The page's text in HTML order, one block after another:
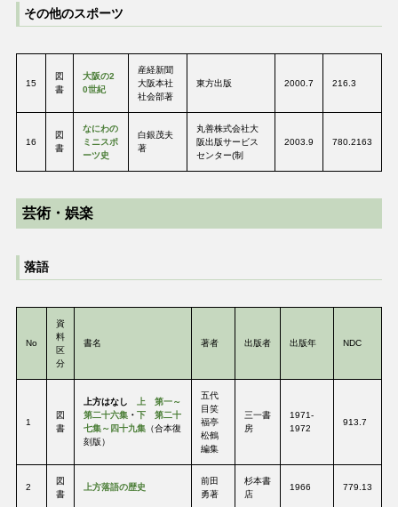
その他のスポーツ
15
図
書
大阪の2
0世紀
産経新聞
大阪本社
社会部著
東方出版 2000.7 216.3
16
図
書
なにわの
ミニスポ
ーツ史
白銀茂夫
著
丸善株式会社大
阪出版サービス
センター(制
2003.9 780.2163
芸術・娯楽
落語
No
資
料
区
分
書名 著者 出版者 出版年 NDC
1
図
書
上方はなし
上 第一～
第二十六集・ 下 第二十
七集～四十九集（合本復
刻版）
五代
目笑
福亭
松鶴
編集
三一書
房
1971-
1972
913.7
2
図
書
上方落語の歴史
前田
勇著
杉本書
店
1966 779.13